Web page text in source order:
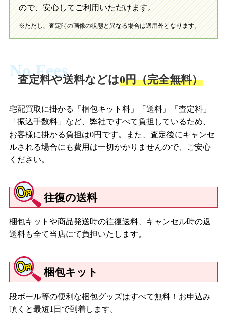
ので、安心してご利用いただけます。
※ただし、査定時の画像の状態と異なる場合は適用外となります。
No Fees
査定料や送料などは0円（完全無料）
宅配買取に掛かる「梱包キット料」「送料」「査定料」
「振込手数料」など、弊社ですべて負担しているため、
お客様に掛かる負担は0円です。また、査定後にキャンセ
ルされる場合にも費用は一切かかりませんので、ご安心
ください。
往復の送料
梱包キットや商品発送時の往復送料、キャンセル時の返
送料も全て当店にて負担いたします。
梱包キット
段ボール等の便利な梱包グッズはすべて無料！お申込み
頂くと最短1日で到着します。